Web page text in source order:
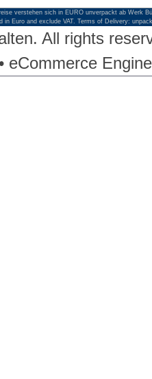
verstehen sich in EURO unverpackt ab Werk
in Euro and exclude VAT. Terms of Delivery:
All rights
eCommerce